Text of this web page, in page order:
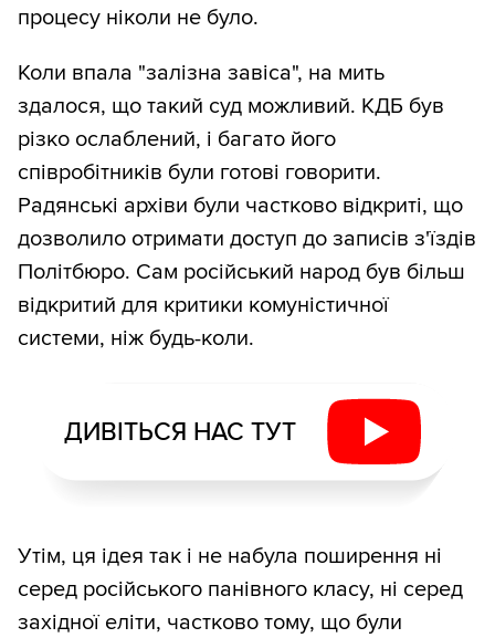
процесу ніколи не було.
Коли впала "залізна завіса", на мить
здалося, що такий суд можливий. КДБ був
різко ослаблений, і багато його
співробітників були готові говорити.
Радянські архіви були частково відкриті, що
дозволило отримати доступ до записів з'їздів
Політбюро. Сам російський народ був більш
відкритий для критики комуністичної
системи, ніж будь-коли.
ДИВІТЬСЯ НАС ТУТ
Утім, ця ідея так і не набула поширення ні
серед російського панівного класу, ні серед
західної еліти, частково тому, що були